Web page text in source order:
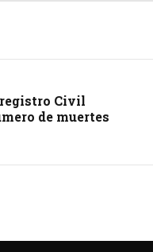
Civil
de muertes